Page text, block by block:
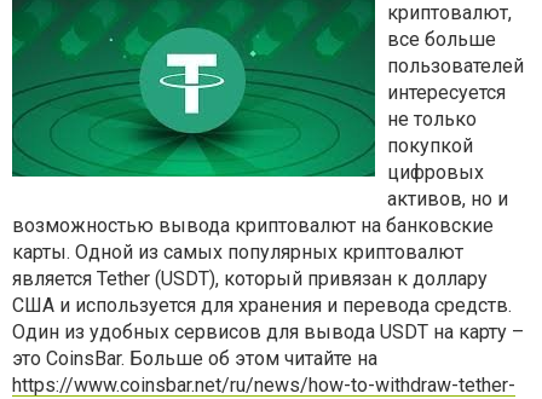
криптовалют,
все больше
пользователей
интересуется
не только
покупкой
цифровых
активов, но и
возможностью вывода криптовалют на банковские
карты. Одной из самых популярных криптовалют
является Tether (USDT), который привязан к доллару
США и используется для хранения и перевода средств.
Один из удобных сервисов для вывода USDT на карту –
это CoinsBar. Больше об этом читайте на
https://www.coinsbar.net/ru/news/how-to-withdraw-tether-